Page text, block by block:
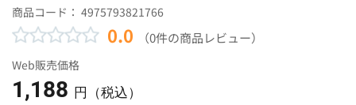
商品コード： 4975793821766
0.0 （0件の商品レビュー）
Web販売価格
1,188 円（税込）